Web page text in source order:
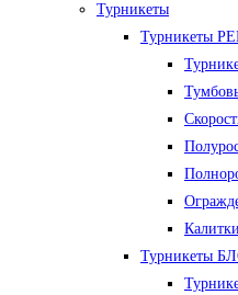
Турникеты
Турникеты
Калитки
Турникеты